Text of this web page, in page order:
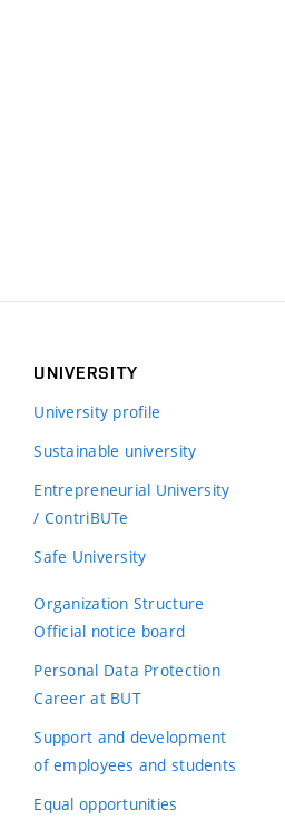
UNIVERSITY
University profile
Sustainable university
Entrepreneurial University
/ ContriBUTe
Safe University
Organization Structure
Official notice board
Personal Data Protection
Career at BUT
Support and development
of employees and students
Equal opportunities